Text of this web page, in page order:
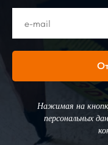
Нажимая на
персональных